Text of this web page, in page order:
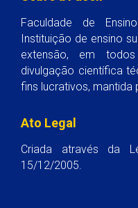
Faculdade de
Instituição de ensino
extensão, em
divulgação científica
fins lucrativos, mantida
Ato Legal
Criada através da
15/12/2005.